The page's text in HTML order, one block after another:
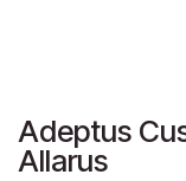
Adeptus
Allarus